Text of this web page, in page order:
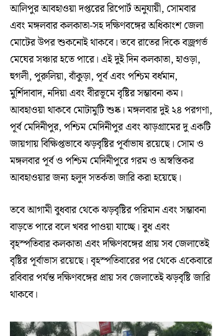
আলিপুর আবহাওয়া দপ্তরের রিপোর্ট অনুযায়ী, সোমবার
এবং মঙ্গলবার কলকাতা-সহ দক্ষিণবঙ্গের অধিকাংশ জেলা
মোটের উপর শুকনোই থাকবে। তবে রাতের দিকে বজ্রগর্ভ
মেঘের সঞ্চার হতে পারে। এই দুই দিন কলকাতা, হাওড়া,
হুগলী, পুরুলিয়া, বাঁকুড়া, পূর্ব এবং পশ্চিম বর্ধমান,
মুর্শিদাবাদ, নদিয়া এবং বীরভূমে বৃষ্টির সম্ভাবনা কম।
আবহাওয়া থাকবে মোটামুটি শুষ্ক। মঙ্গলবার দুই ২৪ পরগণা,
পূর্ব মেদিনীপুর, পশ্চিম মেদিনীপুর এবং ঝাড়গ্রামের দু একটি
জায়গায় বিক্ষিপ্তভাবে ঝড়বৃষ্টির পূর্বাভাষ রয়েছে। সোম ও
মঙ্গলবার পূর্ব ও পশ্চিম মেদিনীপুরে গরম ও অস্বস্তিকর
আবহাওয়ার জন্য হলুদ সতর্কতা জারি করা হয়েছে।
তবে আগামী বুধবার থেকে ঝড়বৃষ্টির পরিমান এবং সম্ভাবনা
বাড়তে পারে বলে খবর পাওয়া যাচ্ছে। বুধ এবং
বৃহস্পতিবার কলকাতা এবং দক্ষিণবঙ্গের প্রায় সব জেলাতেই
বৃষ্টির পূর্বাভাস রয়েছে। বৃহস্পতিবারের পর থেকে একেবারে
রবিবার পর্যন্ত দক্ষিণবঙ্গের প্রায় সব জেলাতেই ঝড়বৃষ্টি জারি
থাকবে।